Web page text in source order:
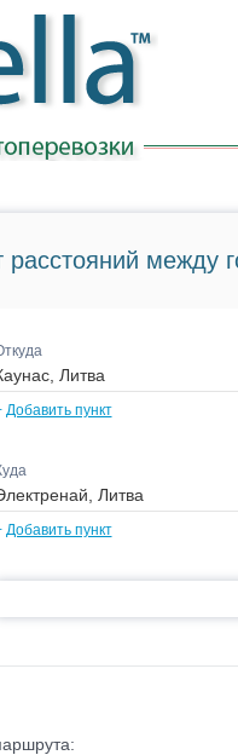
расстояний между
Добавить пункт
Добавить пункт